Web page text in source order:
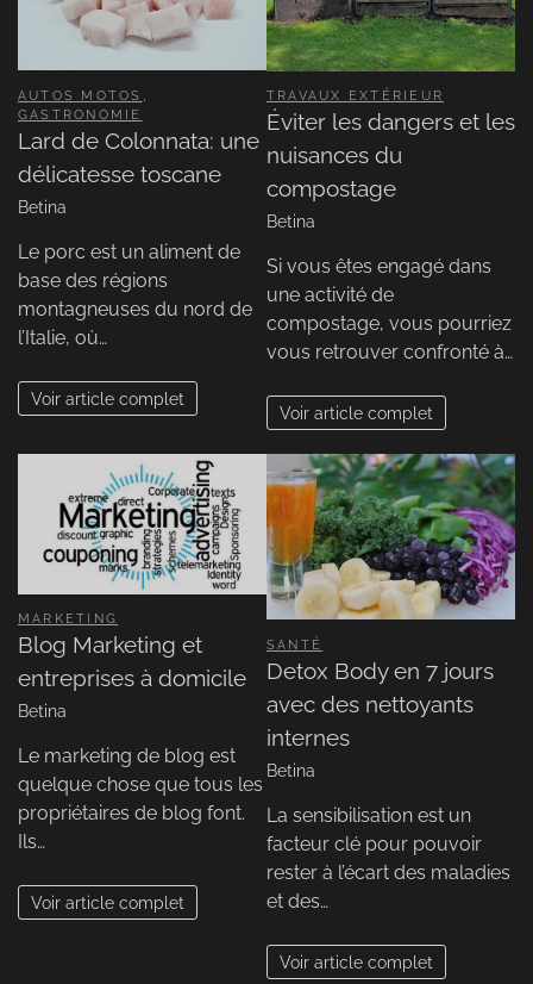
AUTOS MOTOS ,
GASTRONOMIE
Lard de Colonnata: une
délicatesse toscane
Betina
Le porc est un aliment de
base des régions
montagneuses du nord de
l’Italie, où…
Voir article complet
TRAVAUX EXTÉRIEUR
Éviter les dangers et les
nuisances du
compostage
Betina
Si vous êtes engagé dans
une activité de
compostage, vous pourriez
vous retrouver confronté à…
Voir article complet
MARKETING
Blog Marketing et
entreprises à domicile
Betina
Le marketing de blog est
quelque chose que tous les
propriétaires de blog font.
Ils…
Voir article complet
SANTÉ
Detox Body en 7 jours
avec des nettoyants
internes
Betina
La sensibilisation est un
facteur clé pour pouvoir
rester à l’écart des maladies
et des…
Voir article complet